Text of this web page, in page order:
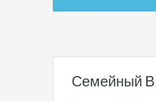
Семейный